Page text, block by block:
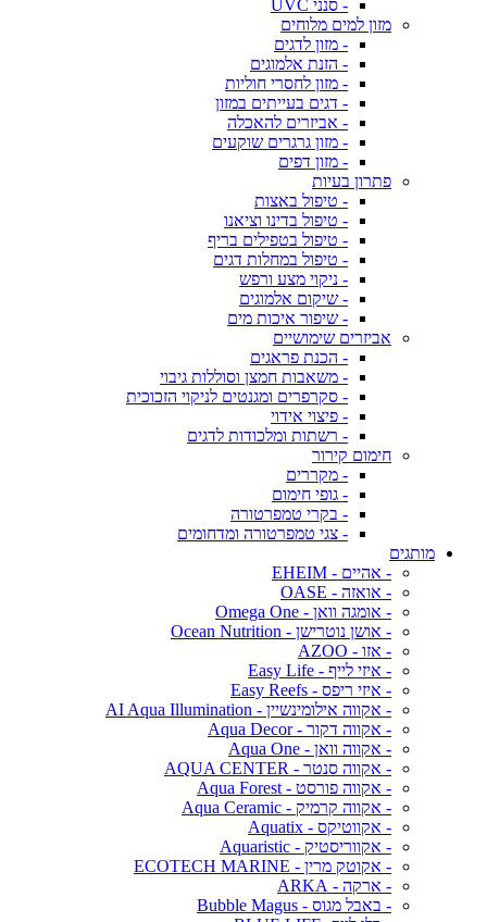
- סנני UVC
מזון למים מלוחים
- מזון לדגים
- הזנת אלמוגים
- מזון לחסרי חוליות
- דגים בעייתים במזון
- אביזרים להאכלה
- מזון גרגרים שוקעים
- מזון דפים
פתרון בעיות
- טיפול באצות
- טיפול בדינו וציאנו
- טיפול בטפילים בריף
- טיפול במחלות דגים
- ניקוי מצע ורפש
- שיקום אלמוגים
- שיפור איכות מים
אביזרים שימושיים
- הכנת פראגים
- משאבות חמצן וסוללות גיבוי
- סקרפרים ומגנטים לניקוי הזכוכית
- פיצוי אידוי
- רשתות ומלכודות לדגים
חימום קירור
- מקררים
- גופי חימום
- בקרי טמפרטורה
- צגי טמפרטורה ומדחומים
מותגים
- אהיים - EHEIM
- אואזה - OASE
- אומגה וואן - Omega One
- אושן נוטרישן - Ocean Nutrition
- אזו - AZOO
- איזי לייף - Easy Life
- איזי ריפס - Easy Reefs
- אקווה אילומינשיין - AI Aqua Illumination
- אקווה דקור - Aqua Decor
- אקווה וואן - Aqua One
- אקווה סנטר - AQUA CENTER
- אקווה פורסט - Aqua Forest
- אקווה קרמיק - Aqua Ceramic
- אקווטיקס - Aquatix
- אקווריסטיק - Aquaristic
- אקוטק מרין - ECOTECH MARINE
- ארקה - ARKA
- באבל מגוס - Bubble Magus